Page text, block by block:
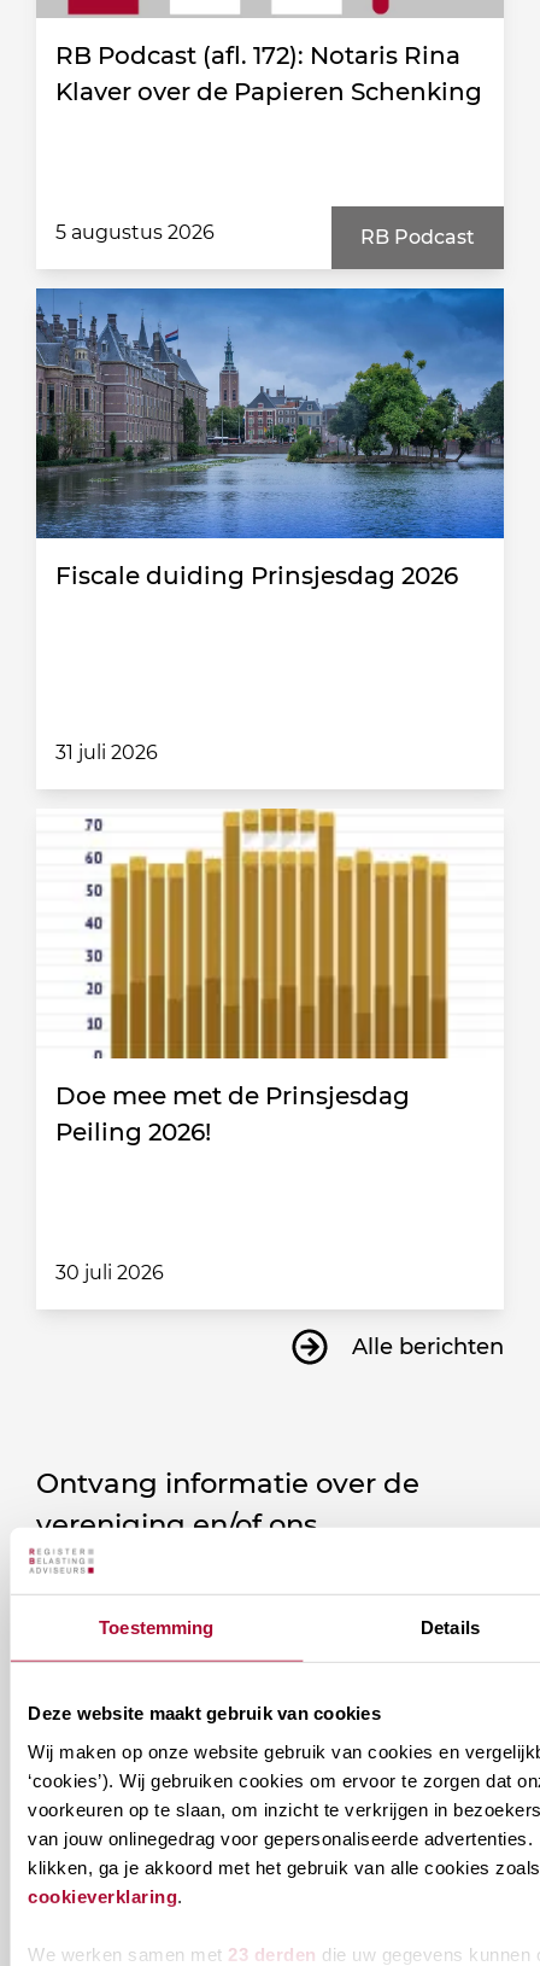
Toestemming Details
Deze website maakt gebruik van cookies
Wij maken op onze website gebruik van cookies en
‘cookies’). Wij gebruiken cookies om ervoor te zorgen dat
voorkeuren op te slaan, om inzicht te verkrijgen in
van jouw onlinegedrag voor gepersonaliseerde advertenties.
klikken, ga je akkoord met het gebruik van alle cookies
cookieverklaring
We werken samen met 23 derden die uw gegevens kunnen
RB Podcast (afl. 172): Notaris Rina
Klaver over de Papieren Schenking
5 augustus 2026 RB Podcast
Fiscale duiding Prinsjesdag 2026
31 juli 2026
Doe mee met de Prinsjesdag
Peiling 2026!
30 juli 2026
Alle berichten
Ontvang informatie over de
vereniging en/of ons
onderwijsaanbod?
Ontvang informatie m.b.t. de vereniging en/of
ons onderwijsaanbod? Schrijf je in! Ben je al lid
aan welke nieuwsbrieven je wil ontvangen.
E-mailadres
Welke
nieuwsbrieven
zou
je
Permanente Educatie nieuwsbrief
Verenigingsnieuws